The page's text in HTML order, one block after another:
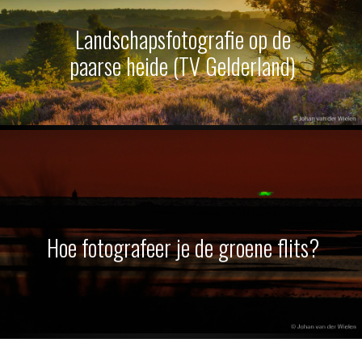
Landschapsfotografie op de
paarse heide (TV Gelderland)
Hoe fotografeer je de groene flits?